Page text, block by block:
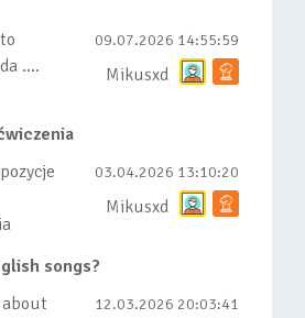
....
09.07.2026 14:55:59
Mikusxd
do
03.04.2026 13:10:20
Mikusxd
songs?
12.03.2026 20:03:41